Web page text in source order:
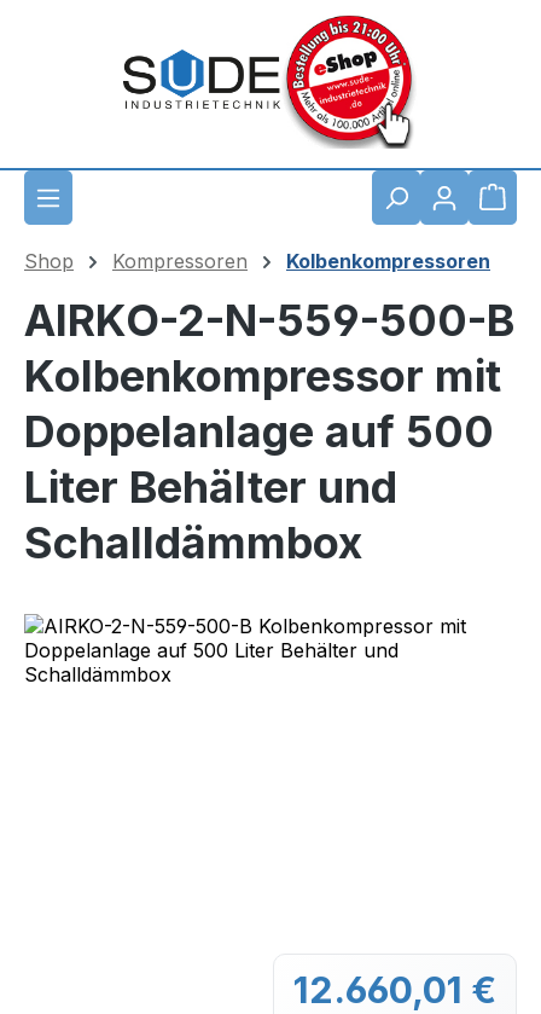
Shop Kompressoren Kolbenkompressoren
AIRKO-2-N-559-500-B
Kolbenkompressor mit
Doppelanlage auf 500
Liter Behälter und
Schalldämmbox
Bildergalerie überspringen
12.660,01 €